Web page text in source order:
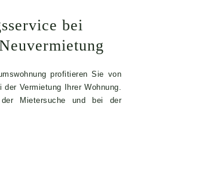
bei
profitieren Sie von
Vermietung Ihrer Wohnung.
Mietersuche und bei der